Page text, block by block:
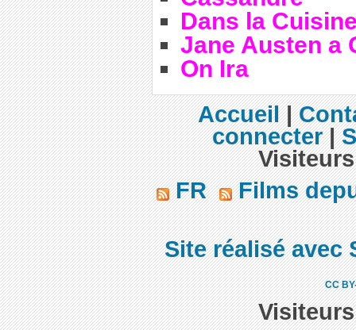
Dans la
Jane Austen a
On Ira
Accueil|
connecter|
FR
Films
Site réalisé avec
CC